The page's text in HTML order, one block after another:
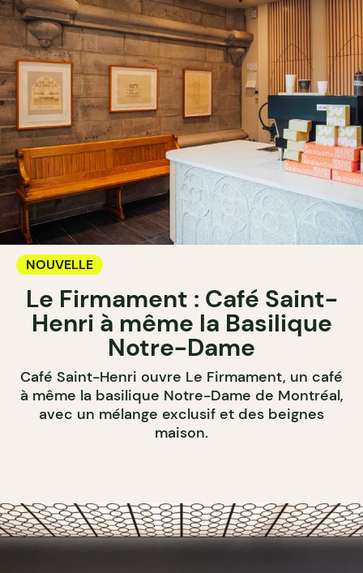
NOUVELLE
Le Firmament : Café Saint-
Henri à même la Basilique
Notre-Dame
Café Saint-Henri ouvre Le Firmament, un café
à même la basilique Notre-Dame de Montréal,
avec un mélange exclusif et des beignes
maison.